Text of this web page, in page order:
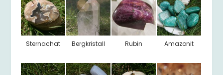
Sternachat Bergkristall Rubin Amazonit